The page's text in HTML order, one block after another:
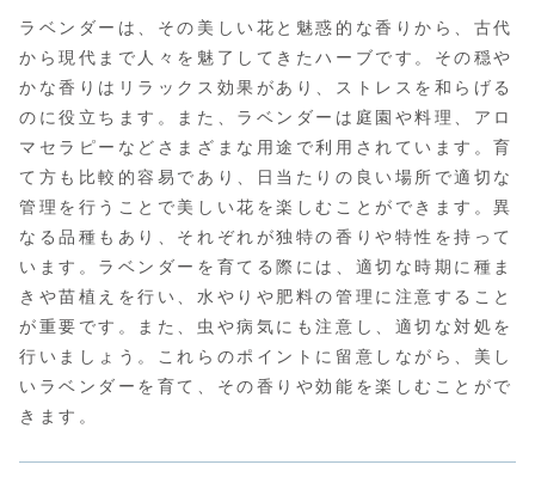
ラベンダーは、その美しい花と魅惑的な香りから、古代
から現代まで人々を魅了してきたハーブです。その穏や
かな香りはリラックス効果があり、ストレスを和らげる
のに役立ちます。また、ラベンダーは庭園や料理、アロ
マセラピーなどさまざまな用途で利用されています。育
て方も比較的容易であり、日当たりの良い場所で適切な
管理を行うことで美しい花を楽しむことができます。異
なる品種もあり、それぞれが独特の香りや特性を持って
います。ラベンダーを育てる際には、適切な時期に種ま
きや苗植えを行い、水やりや肥料の管理に注意すること
が重要です。また、虫や病気にも注意し、適切な対処を
行いましょう。これらのポイントに留意しながら、美し
いラベンダーを育て、その香りや効能を楽しむことがで
きます。